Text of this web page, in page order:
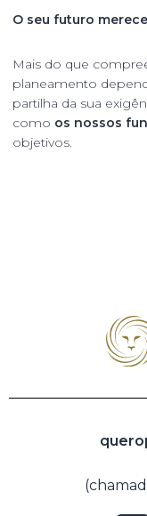
O seu futuro
Mais do que
planeamento
partilha da sua
como os nossos
objetivos.